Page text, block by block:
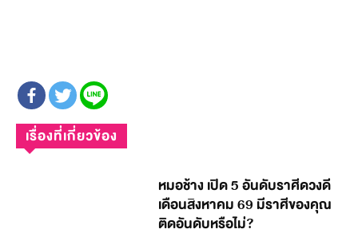
เรื่องที่เกี่ยวข้อง
หมอช้าง เปิด 5 อันดับราศีดวงดี
เดือนสิงหาคม 69 มีราศีของคุณ
ติดอันดับหรือไม่?